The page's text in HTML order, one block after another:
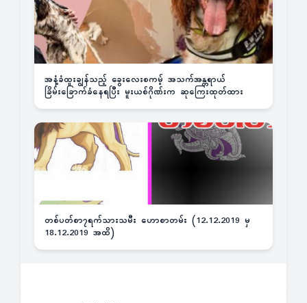
အနံ့ခံထူးချွန်သည့် ခွေးလေးစကမ့် အသက်အန္တရာယ်
ခြိမ်းခြောက်ခံနေရပြီး မူးယစ်ဂိုဏ်းက ဆုကြေးထုတ်ထား
တစ်ပတ်စာ၇ရက်သားသမီး ဟောစာတမ်း (12.12.2019 မှ
18.12.2019 အထိ)